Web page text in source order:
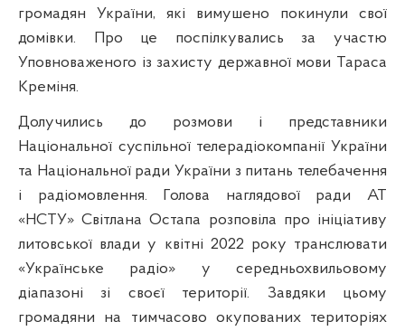
громадян України, які вимушено покинули свої
домівки. Про це поспілкувались за участю
Уповноваженого із захисту державної мови Тараса
Креміня.
Долучились до розмови і представники
Національної суспільної телерадіокомпанії України
та Національної ради України з питань телебачення
і радіомовлення. Голова наглядової ради АТ
«НСТУ» Світлана Остапа розповіла про ініціативу
литовської влади у квітні 2022 року транслювати
«Українське радіо» у середньохвильовому
діапазоні зі своєї території. Завдяки цьому
громадяни на тимчасово окупованих територіях